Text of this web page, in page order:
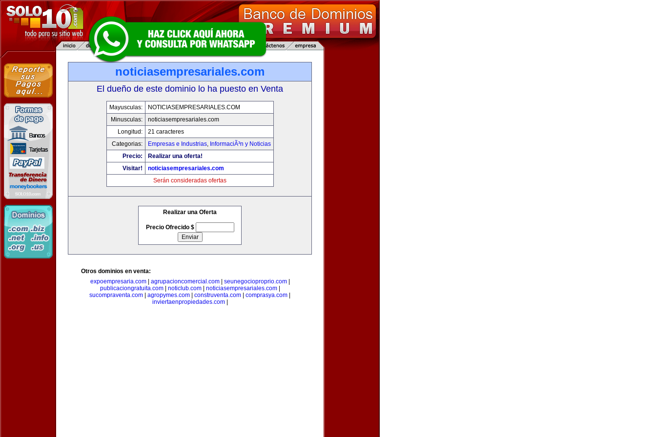
noticiasempresariales.com
El dueño de este dominio lo ha puesto en Venta
Mayusculas:
NOTICIASEMPRESARIALES.COM
Minusculas:
noticiasempresariales.com
Longitud:
21 caracteres
Categorias:
Empresas e Industrias, InformaciÃ³n y Noticias
Precio:
Realizar una oferta!
Visitar!
noticiasempresariales.com
Serán consideradas ofertas
Realizar una Oferta
Precio Ofrecido $
Otros dominios en venta:
expoempresaria.com| agrupacioncomercial.com| seunegocioproprio.com|
publicaciongratuita.com| noticlub.com| noticiasempresariales.com|
sucompraventa.com
agropymes.com construventa.com comprasya.com
inviertaenpropiedades.com|